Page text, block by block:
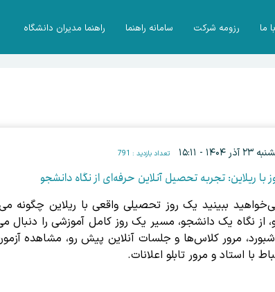
ما رزومه شرکت سامانه راهنما راهنما مدیران دانشگاه
۱۴۰۴ - ۱۵:۱۱ تعداد بازدید : 791
با ریلاین: تجربه تحصیل آنلاین حرفه‌ای از نگاه دانشجو
ببینید یک روز تحصیلی واقعی با ریلاین چگونه
از نگاه یک دانشجو، مسیر یک روز کامل آموزشی را دنبال
مرور کلاس‌ها و جلسات آنلاین پیش رو، مشاهده
با استاد و مرور تابلو اعلانات.